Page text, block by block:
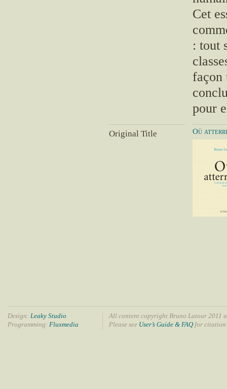
Cet
: tout
façon
pour
Original Title Où
Design: Leaky Studio
Programming: Fluxmedia
All content copyright Bruno Latour 2011
Please see User’s Guide & FAQfor citation